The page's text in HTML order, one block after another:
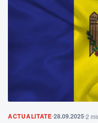
ACTUALITATE 28.09.2025 2